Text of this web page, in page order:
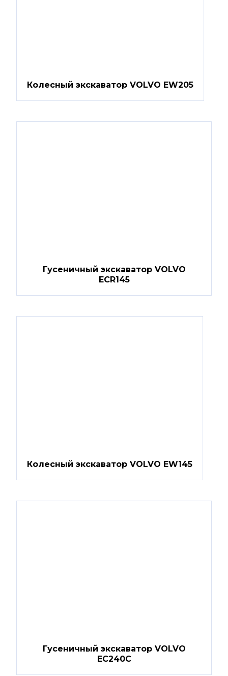
Колесный экскаватор VOLVO EW205
Гусеничный экскаватор VOLVO
ECR145
Колесный экскаватор VOLVO EW145
Гусеничный экскаватор VOLVO
EC240C